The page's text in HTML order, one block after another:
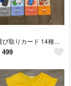
選び取りカード 14種類セット 日本製 1歳 お誕生日
499